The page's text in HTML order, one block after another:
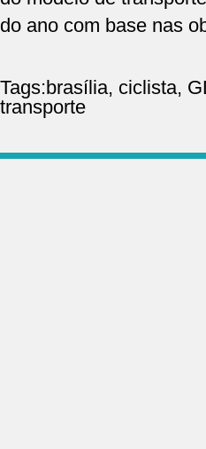
do ano com base nas
Tags:brasília, ciclista,
transporte